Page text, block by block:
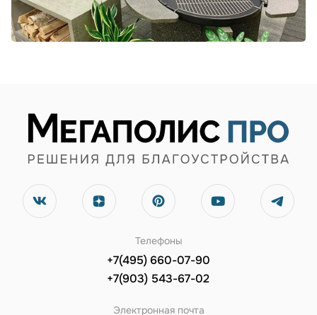
Телефоны
+7(495) 660-07-90
+7(903) 543-67-02
Электронная почта